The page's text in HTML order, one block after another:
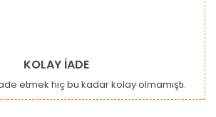
KOLAY İADE
etmek hiç bu kadar kolay olmamıştı.